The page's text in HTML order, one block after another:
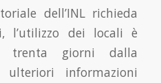
dell’INL richieda
l’utilizzo dei locali è
trenta giorni dalla
ulteriori informazioni